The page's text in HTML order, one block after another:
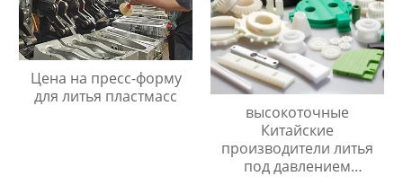
Цена на пресс-форму
для литья пластмасс
высокоточные
Китайские
производители литья
под давлением